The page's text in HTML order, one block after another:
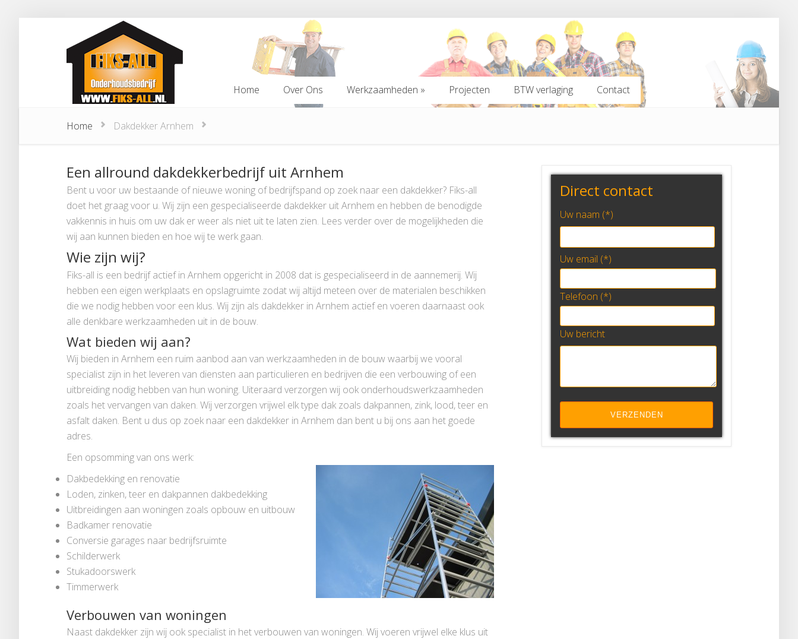
Home
Over Ons
Werkzaamheden »
Projecten
BTW verlaging
Contact
Home Dakdekker Arnhem
Een allround dakdekkerbedrijf uit Arnhem
Bent u voor uw bestaande of nieuwe woning of bedrijfspand op zoek naar een dakdekker? Fiks-all
doet het graag voor u. Wij zijn een gespecialiseerde dakdekker uit Arnhem en hebben de benodigde
vakkennis in huis om uw dak er weer als niet uit te laten zien. Lees verder over de mogelijkheden die
wij aan kunnen bieden en hoe wij te werk gaan.
Wie zijn wij?
Fiks-all is een bedrijf actief in Arnhem opgericht in 2008 dat is gespecialiseerd in de aannemerij. Wij
hebben een eigen werkplaats en opslagruimte zodat wij altijd meteen over de materialen beschikken
die we nodig hebben voor een klus. Wij zijn als dakdekker in Arnhem actief en voeren daarnaast ook
alle denkbare werkzaamheden uit in de bouw.
Wat bieden wij aan?
Wij bieden in Arnhem een ruim aanbod aan van werkzaamheden in de bouw waarbij we vooral
specialist zijn in het leveren van diensten aan particulieren en bedrijven die een verbouwing of een
uitbreiding nodig hebben van hun woning. Uiteraard verzorgen wij ook onderhoudswerkzaamheden
zoals het vervangen van daken. Wij verzorgen vrijwel elk type dak zoals dakpannen, zink, lood, teer en
asfalt daken. Bent u dus op zoek naar een dakdekker in Arnhem dan bent u bij ons aan het goede
adres.
Een opsomming van ons werk:
Dakbedekking en renovatie
Loden, zinken, teer en dakpannen dakbedekking
Uitbreidingen aan woningen zoals opbouw en uitbouw
Badkamer renovatie
Conversie garages naar bedrijfsruimte
Schilderwerk
Stukadoorswerk
Timmerwerk
Verbouwen van woningen
Naast dakdekker zijn wij ook specialist in het verbouwen van woningen. Wij voeren vrijwel elke klus uit
Direct contact
Uw naam (*)
Uw email (*)
Telefoon (*)
Uw bericht